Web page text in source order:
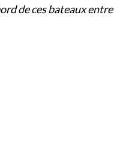
de ces bateaux entre